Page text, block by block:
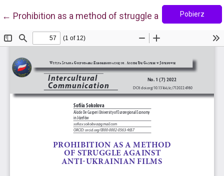
← Wróć do szczegółów artykułu
Prohibition as a method of struggle against anti-
Pobierz